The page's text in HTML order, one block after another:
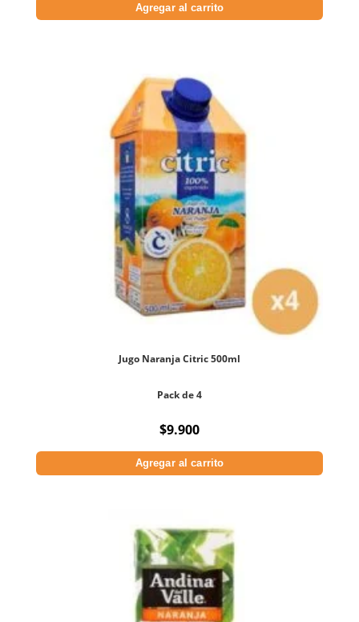
Agregar al carrito
Jugo Naranja Citric 500ml
Pack de 4
$9.900
Agregar al carrito